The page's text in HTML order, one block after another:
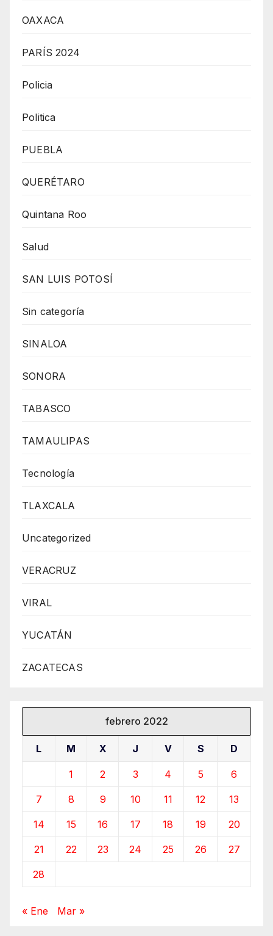
OAXACA
PARÍS 2024
Policia
Politica
PUEBLA
QUERÉTARO
Quintana Roo
Salud
SAN LUIS POTOSÍ
Sin categoría
SINALOA
SONORA
TABASCO
TAMAULIPAS
Tecnología
TLAXCALA
Uncategorized
VERACRUZ
VIRAL
YUCATÁN
ZACATECAS
febrero 2022
L M X J V S D
1 2 3 4 5 6
7 8 9 10 11 12 13
14 15 16 17 18 19 20
21 22 23 24 25 26 27
28
« Ene Mar »